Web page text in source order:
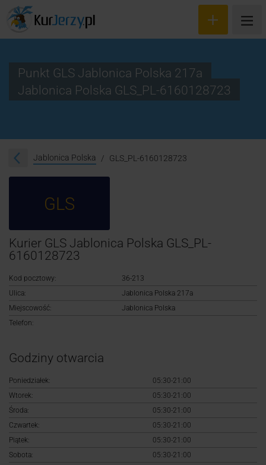
Śledzenie przesyłki
Rejestracja
Punkt GLS Jablonica Polska 217a
Jablonica Polska GLS_PL-6160128723
Jablonica Polska GLS_PL-6160128723
GLS
Kurier GLS Jablonica Polska GLS_PL-
6160128723
Kod pocztowy:
36-213
Ulica:
Jablonica Polska 217a
Miejscowość:
Jablonica Polska
Telefon:
Godziny otwarcia
Poniedziałek:
05:30-21:00
Wtorek:
05:30-21:00
Środa:
05:30-21:00
Czwartek:
05:30-21:00
Piątek:
05:30-21:00
Sobota:
05:30-21:00